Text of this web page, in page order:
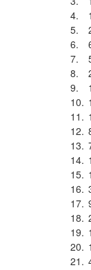
4.
5.
6.
7.
8.
9.
10.
11.
12.
13.
14. 1
15.
16.
17.
18.
19.
20.
21.